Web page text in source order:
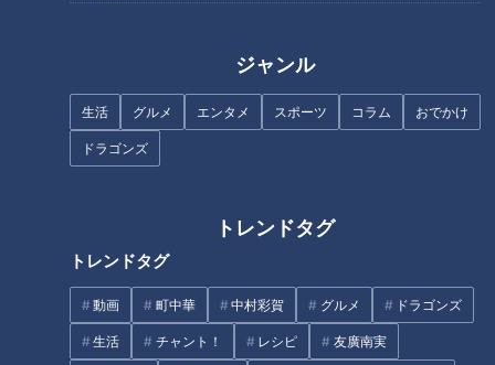
ジャンル
生活 グルメ エンタメ スポーツ コラム おでかけ
ドラゴンズ
トレンドタグ
トレンドタグ
動画 町中華 中村彩賀 グルメ ドラゴンズ
生活 チャント！ レシピ 友廣南実
経験者に学ぶ“リアルな胃がん事
夏場は「便秘」になりやす
医直伝「夏の便秘対策」
よ！…苦しい？つらい？何をす
る？「大腸内視鏡検査」の一部
「すごい痩せましたね！」…世
界一楽なスクワット！？ダイエ
ットのスペシャリストに学ぶ